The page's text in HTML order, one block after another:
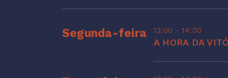
Segunda-feira 13:00 - 14:00
A HORA DA